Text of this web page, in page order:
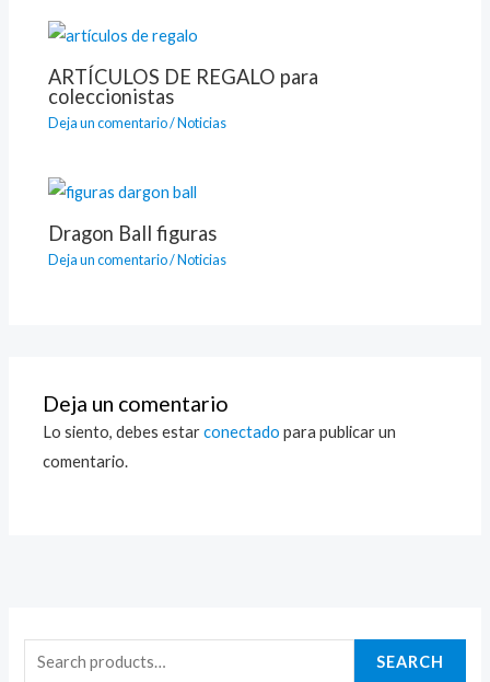
SEARCH
ARTÍCULOS DE REGALO para
coleccionistas
Deja un comentario/Noticias
Dragon Ball figuras
Deja un comentario/Noticias
Deja un comentario
Lo siento, debes estarconectado para publicar un
comentario.